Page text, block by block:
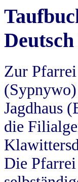
Zur
Jagdhaus
die
Die